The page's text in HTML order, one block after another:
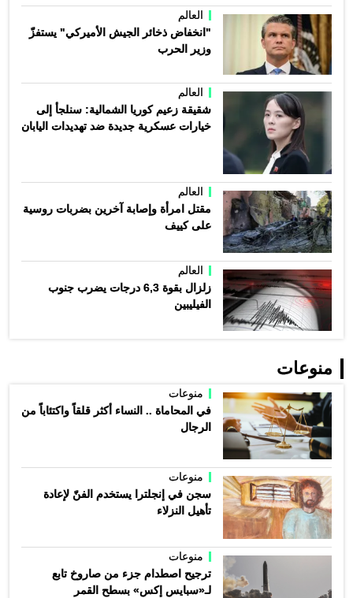
العالم
"انخفاض ذخائر الجيش الأميركي" يستفزّ
وزير الحرب
العالم
شقيقة زعيم كوريا الشمالية: سنلجأ إلى
خيارات عسكرية جديدة ضد تهديدات اليابان
العالم
مقتل امرأة وإصابة آخرين بضربات روسية
على كييف
العالم
زلزال بقوة 6,3 درجات يضرب جنوب
الفيليبين
منوعات
منوعات
في المحاماة .. النساء أكثر قلقاً واكتئاباً من
الرجال
منوعات
سجن في إنجلترا يستخدم الفنّ لإعادة
تأهيل النزلاء
منوعات
ترجيح اصطدام جزء من صاروخ تابع
لـ«سبايس إكس» بسطح القمر